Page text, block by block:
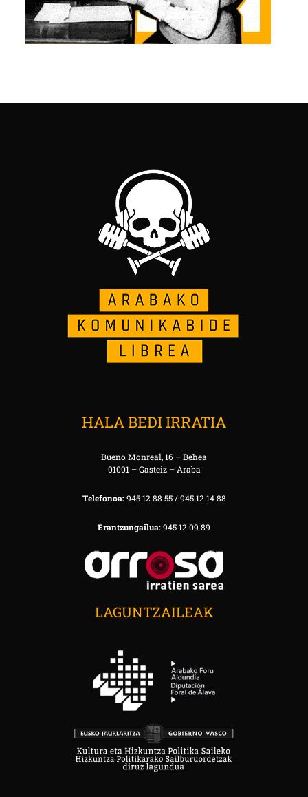
HALA BEDI IRRATIA
Bueno Monreal, 16 – Behea
01001 – Gasteiz – Araba
Telefonoa:945 12 88 55 / 945 12 14 88
Erantzungailua:945 12 09 89
LAGUNTZAILEAK